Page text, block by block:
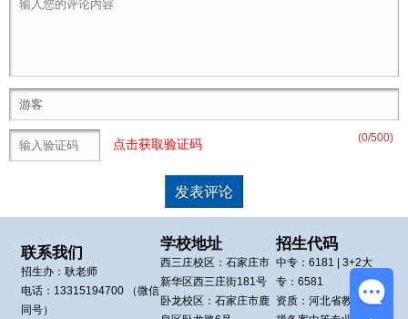
(0/500)
点击获取验证码
联系我们
招生办： 耿老师
电话： 13315194700（微信
同号）
学校地址
西三庄校区： 石家庄市
新华区西三庄街181号
卧龙校区： 石家庄市鹿
招生代码
中专： 6181 | 3+2大
专： 6581
资质：河北省教育厅正